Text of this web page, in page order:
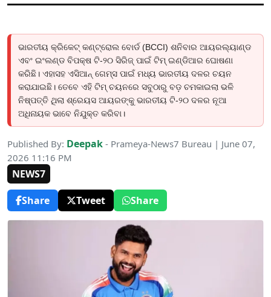
ଭାରତୀୟ କ୍ରିକେଟ୍ କଣ୍ଟ୍ରୋଲ ବୋର୍ଡ (BCCI) ଶନିବାର ଆୟରଲ୍ୟାଣ୍ଡ
ଏବଂ ଇଂଲଣ୍ଡ ବିପକ୍ଷ ଟି-୨୦ ସିରିଜ୍ ପାଇଁ ଟିମ୍ ଇଣ୍ଡିଆର ଘୋଷଣା
କରିଛି। ଏହାସହ ଏସିଆନ୍ ଗେମ୍ସ ପାଇଁ ମଧ୍ୟ ଭାରତୀୟ ଦଳର ଚୟନ
କରାଯାଇଛି। ତେବେ ଏହି ଟିମ୍ ଚୟନରେ ସବୁଠାରୁ ବଡ଼ ଚମକାଇଲା ଭଳି
ନିଷ୍ପତ୍ତି ଥିଲା ଶ୍ରେୟସ ଆୟରଙ୍କୁ ଭାରତୀୟ ଟି-୨୦ ଦଳର ନୂଆ
ଅଧିନାୟକ ଭାବେ ନିଯୁକ୍ତ କରିବା।
Published By: Deepak - Prameya-News7 Bureau | June 07,
2026 11:16 PM
NEWS7
Share
Tweet Share